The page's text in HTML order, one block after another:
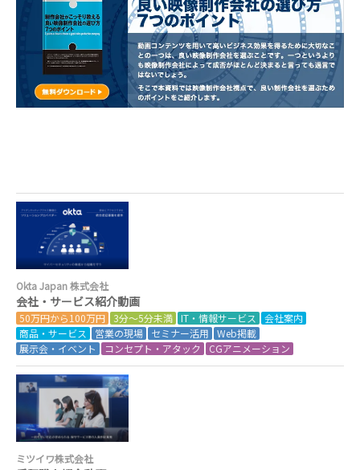
Okta Japan 株式会社
会社・サービス紹介動画
50万円から100万円 3分～5分未満 IT・情報サービス
会社案内
商品・サービス
営業の現場 セミナー活用
Web掲載
展示会・イベント
コンセプト・アタック CGアニメーション
ミツイワ株式会社